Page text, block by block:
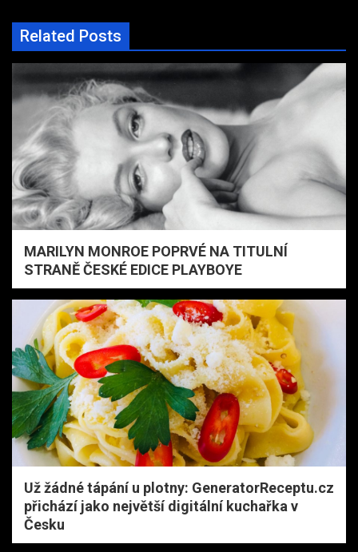
Related Posts
MARILYN MONROE POPRVÉ NA TITULNÍ
STRANĚ ČESKÉ EDICE PLAYBOYE
Už žádné tápání u plotny: GeneratorReceptu.cz
přichází jako největší digitální kuchařka v
Česku